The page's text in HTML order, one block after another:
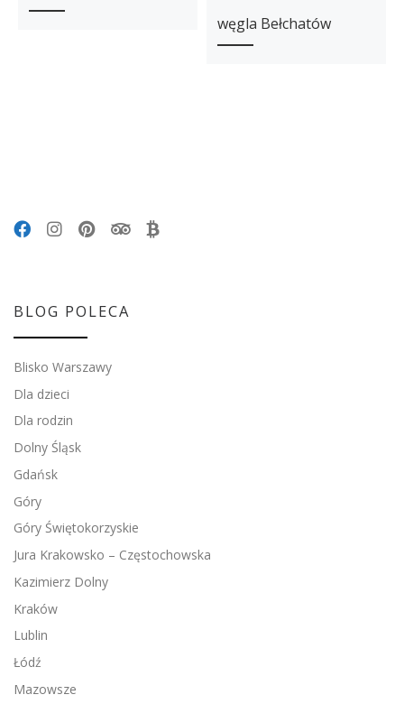
węgla Bełchatów
BLOG POLECA
Blisko Warszawy
Dla dzieci
Dla rodzin
Dolny Śląsk
Gdańsk
Góry
Góry Świętokorzyskie
Jura Krakowsko – Częstochowska
Kazimierz Dolny
Kraków
Lublin
Łódź
Mazowsze